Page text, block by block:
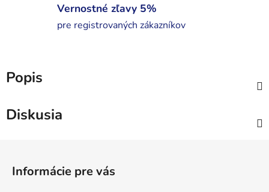
Vernostné zľavy 5%
pre registrovaných zákazníkov
Popis
Diskusia
Informácie pre vás